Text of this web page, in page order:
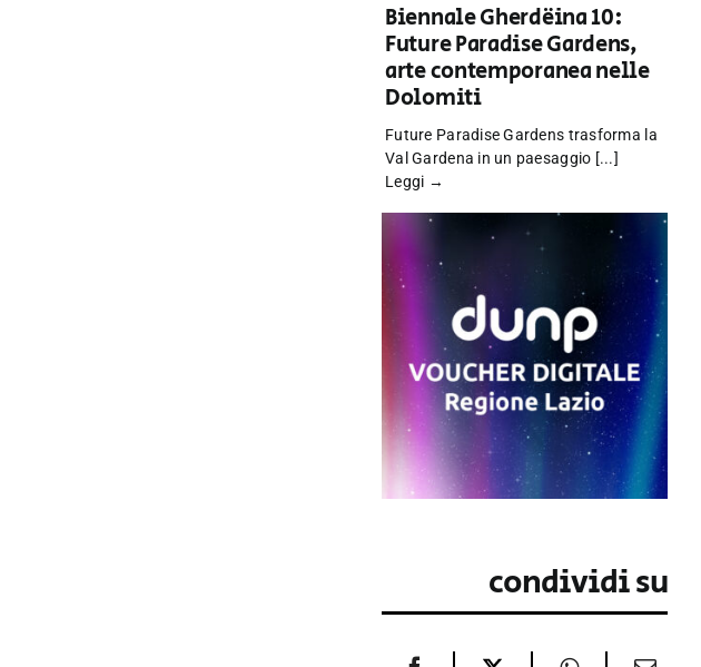
Biennale Gherdëina 10:
Future Paradise Gardens,
arte contemporanea nelle
Dolomiti
Future Paradise Gardens trasforma la
Val Gardena in un paesaggio [...]
Leggi →
condividi su